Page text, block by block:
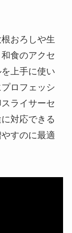
おろしや生
食のアクセ
上手に使い
ロフェッシ
ライサーセ
対応できる
すのに最適